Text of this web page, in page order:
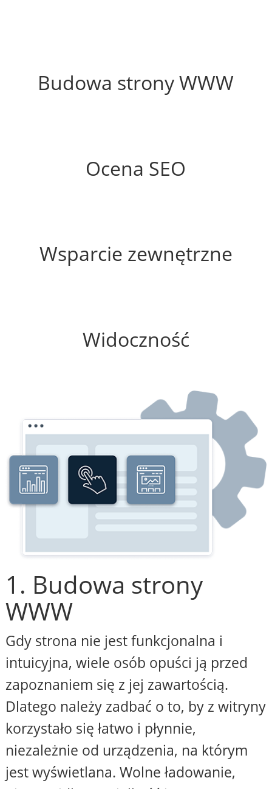
Budowa strony WWW
Ocena SEO
Wsparcie zewnętrzne
Widoczność
1. Budowa strony
WWW
Gdy strona nie jest funkcjonalna i
intuicyjna, wiele osób opuści ją przed
zapoznaniem się z jej zawartością.
Dlatego należy zadbać o to, by z witryny
korzystało się łatwo i płynnie,
niezależnie od urządzenia, na którym
jest wyświetlana. Wolne ładowanie,